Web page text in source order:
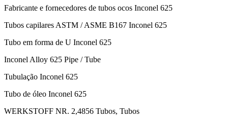
Fabricante e fornecedores de tubos ocos Inconel 625
Tubos capilares ASTM / ASME B167 Inconel 625
Tubo em forma de U Inconel 625
Inconel Alloy 625 Pipe / Tube
Tubulação Inconel 625
Tubo de óleo Inconel 625
WERKSTOFF NR. 2,4856 Tubos, Tubos